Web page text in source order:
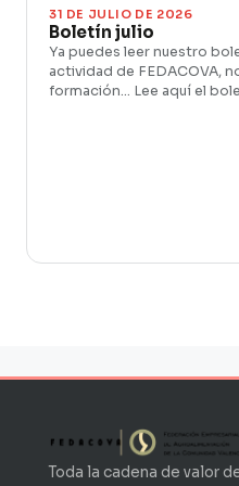
31 DE JULIO DE 2026
Boletín julio
Ya puedes leer nuestro
actividad de FEDACOVA,
formación… Lee aquí el
Toda la cadena de valor